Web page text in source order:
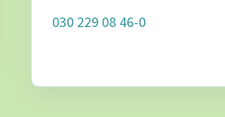
030 229 08 46-0